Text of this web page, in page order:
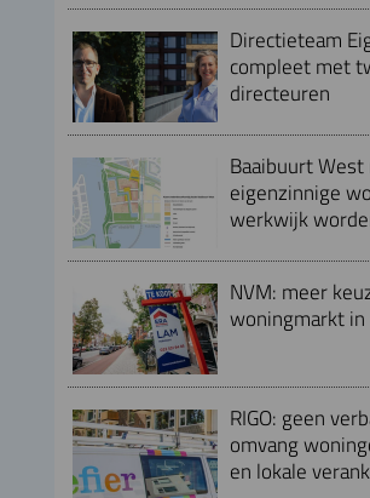
Directieteam
compleet met
directeuren
Baaibuurt
eigenzinnige
werkwijk
NVM: meer
woningmarkt in
RIGO: geen
omvang
en lokale